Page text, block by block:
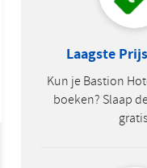
Laagste
Kun je Bastion
boeken? Slaap